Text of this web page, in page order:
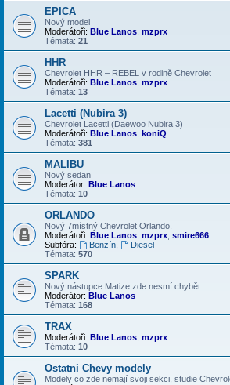
EPICA
Nový model
Moderátoři: Blue Lanos mzprx
Témata: 21
HHR
Chevrolet HHR – REBEL v rodině Chevrolet
Moderátoři: Blue Lanos mzprx
Témata: 13
Lacetti (Nubira 3)
Chevrolet Lacetti (Daewoo Nubira 3)
Moderátoři: Blue Lanos koniQ
Témata: 381
MALIBU
Nový sedan
Moderátor: Blue Lanos
Témata: 10
ORLANDO
Nový 7místný Chevrolet Orlando.
Moderátoři: Blue Lanos mzprx smire666
Subfóra:
Benzín,
Diesel
Témata: 570
SPARK
Nový nástupce Matize zde nesmí chybět
Moderátor: Blue Lanos
Témata: 168
TRAX
Moderátoři: Blue Lanos mzprx
Témata: 10
Ostatni Chevy modely
Modely co zde nemají svoji sekci, studie